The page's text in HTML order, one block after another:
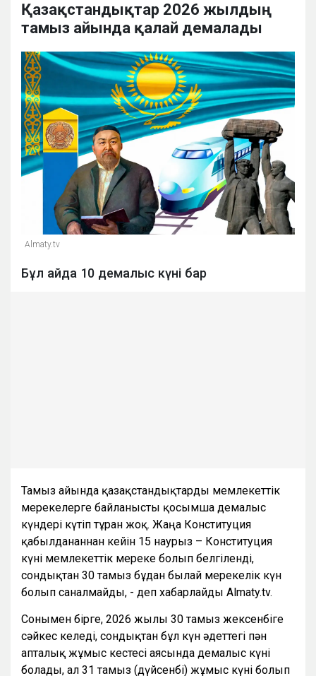
Қазақстандықтар 2026 жылдың
тамыз айында қалай демалады
Almaty.tv
Бұл айда 10 демалыс күні бар
Тамыз айында қазақстандықтарды мемлекеттік
мерекелерге байланысты қосымша демалыс
күндері күтіп тұрған жоқ. Жаңа Конституция
қабылданғаннан кейін 15 наурыз – Конституция
күні мемлекеттік мереке болып белгіленді,
сондықтан 30 тамыз бұдан былай мерекелік күн
болып саналмайды, - деп хабарлайды Almaty.tv.
Сонымен бірге, 2026 жылғы 30 тамыз жексенбіге
сәйкес келеді, сондықтан бұл күн әдеттегі пән
апталық жұмыс кестесі аясында демалыс күні
болады, ал 31 тамыз (дүйсенбі) жұмыс күні болып